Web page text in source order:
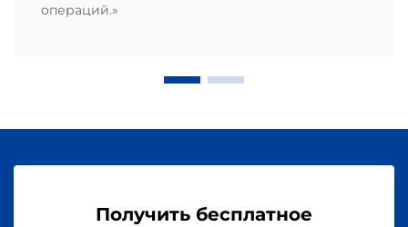
операций.»
Получить бесплатное